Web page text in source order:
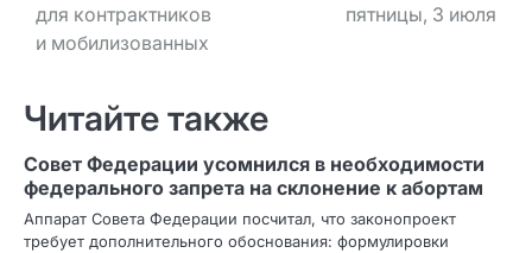
для контрактников
и мобилизованных
пятницы, 3 июля
Читайте также
Совет Федерации усомнился в необходимости
федерального запрета на склонение к абортам
Аппарат Совета Федерации посчитал, что законопроект
требует дополнительного обоснования: формулировки